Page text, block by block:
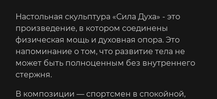
Настольная скульптура «Сила Духа» - это
произведение, в котором соединены
физическая мощь и духовная опора. Это
напоминание о том, что развитие тела не
может быть полноценным без внутреннего
стержня.
В композиции — спортсмен в спокойной,